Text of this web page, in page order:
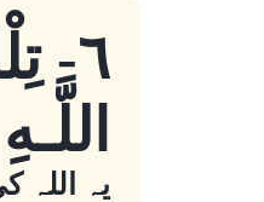
٦-
یہ اللہ